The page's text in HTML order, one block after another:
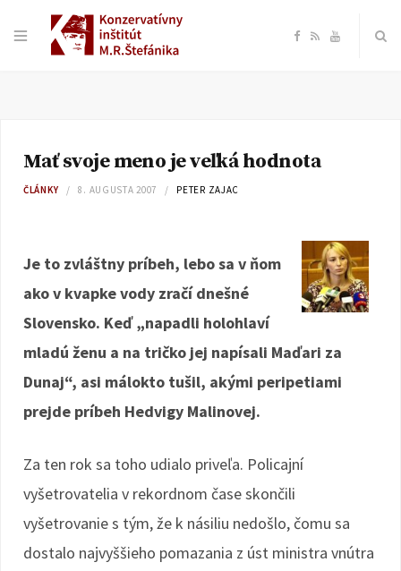
F
e
o
o
k
R Y
b
e
Mať svoje meno je veľká hodnota
ČLÁNKY 8. AUGUSTA 2007 PETER ZAJAC
Je to zvláštny príbeh, lebo sa v ňom
ako v kvapke vody zračí dnešné
Slovensko. Keď „napadli holohlaví
mladú ženu a na tričko jej napísali Maďari za
Dunaj“, asi málokto tušil, akými peripetiami
prejde príbeh Hedvigy Malinovej.
Za ten rok sa toho udialo priveľa. Policajní
vyšetrovatelia v rekordnom čase skončili
vyšetrovanie s tým, že k násiliu nedošlo, čomu sa
dostalo najvyššieho pomazania z úst ministra vnútra